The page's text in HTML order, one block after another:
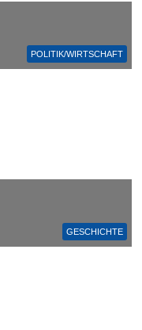
POLITIK/WIRTSCHAFT
GESCHICHTE